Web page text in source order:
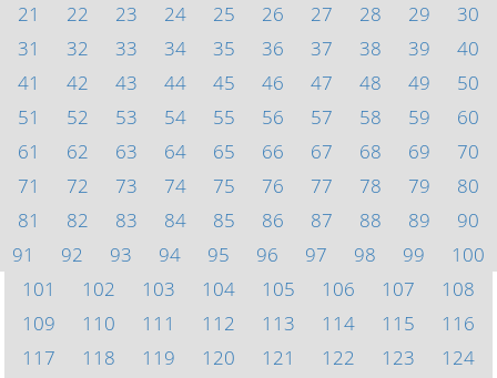
21
22 23 24 25 26 27 28 29
30
31
32 33 34 35 36 37 38 39
40
41
42 43 44 45 46 47 48 49
50
51
52 53 54 55 56 57 58 59
60
61
62 63 64 65 66 67 68 69
70
71
72 73 74 75 76 77 78 79
80
81
82 83 84 85 86 87 88 89
90
91
92 93 94 95 96 97 98 99
100
101
102 103 104 105 106 107
108
109
110 111 112 113 114 115
116
117
118 119 120 121 122 123
124